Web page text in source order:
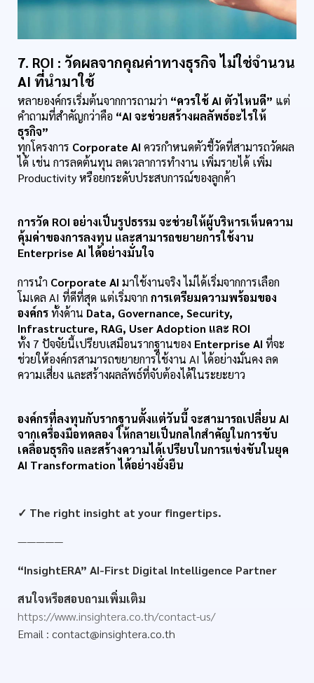
7. ROI : วัดผลจากคุณค่าทางธุรกิจ ไม่ใช่จำนวน
AI ที่นำมาใช้
หลายองค์กรเริ่มต้นจากการถามว่า “ควรใช้ AI ตัวไหนดี” แต่
คำถามที่สำคัญกว่าคือ “AI จะช่วยสร้างผลลัพธ์อะไรให้
ธุรกิจ”
ทุกโครงการ Corporate AI ควรกำหนดตัวชี้วัดที่สามารถวัดผล
ได้ เช่น การลดต้นทุน ลดเวลาการทำงาน เพิ่มรายได้ เพิ่ม
Productivity หรือยกระดับประสบการณ์ของลูกค้า
การวัด ROI อย่างเป็นรูปธรรม จะช่วยให้ผู้บริหารเห็นความ
คุ้มค่าของการลงทุน และสามารถขยายการใช้งาน
Enterprise AI ได้อย่างมั่นใจ
การนำ Corporate AI มาใช้งานจริง ไม่ได้เริ่มจากการเลือก
โมเดล AI ที่ดีที่สุด แต่เริ่มจาก การเตรียมความพร้อมของ
องค์กร ทั้งด้าน Data, Governance, Security,
Infrastructure, RAG, User Adoption และ ROI
ทั้ง 7 ปัจจัยนี้เปรียบเสมือนรากฐานของ Enterprise AI ที่จะ
ช่วยให้องค์กรสามารถขยายการใช้งาน AI ได้อย่างมั่นคง ลด
ความเสี่ยง และสร้างผลลัพธ์ที่จับต้องได้ในระยะยาว
องค์กรที่ลงทุนกับรากฐานตั้งแต่วันนี้ จะสามารถเปลี่ยน AI
จากเครื่องมือทดลอง ให้กลายเป็นกลไกสำคัญในการขับ
เคลื่อนธุรกิจ และสร้างความได้เปรียบในการแข่งขันในยุค
AI Transformation ได้อย่างยั่งยืน
✓ The right insight at your fingertips.
—————
“InsightERA” AI-First Digital Intelligence Partner
สนใจหรือสอบถามเพิ่มเติม
https://www.insightera.co.th/contact-us/
Email : contact@insightera.co.th